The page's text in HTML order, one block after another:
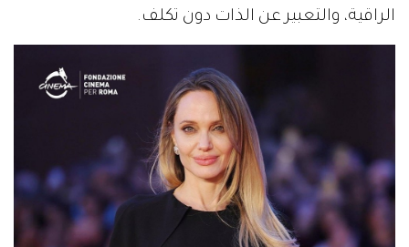
الراقية، والتعبير عن الذات دون تكلف.